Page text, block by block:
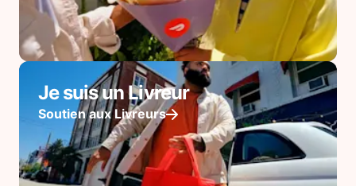
Je suis un Livreur
Soutien aux Livreurs